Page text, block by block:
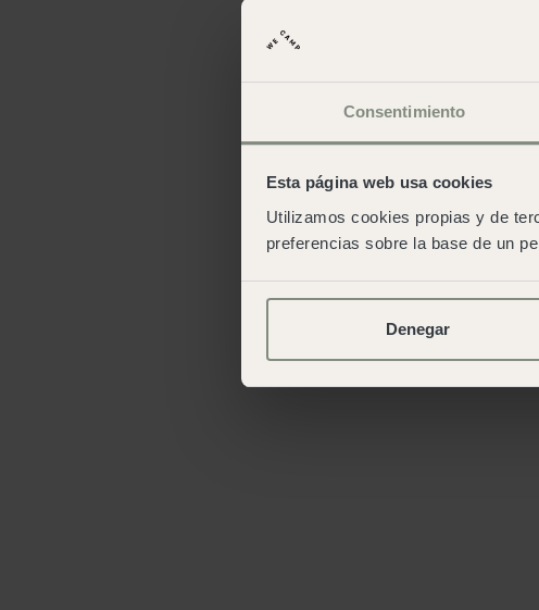
Consentimiento
Esta página web usa cookies
Utilizamos cookies propias y de
preferencias sobre la base de un
Denegar